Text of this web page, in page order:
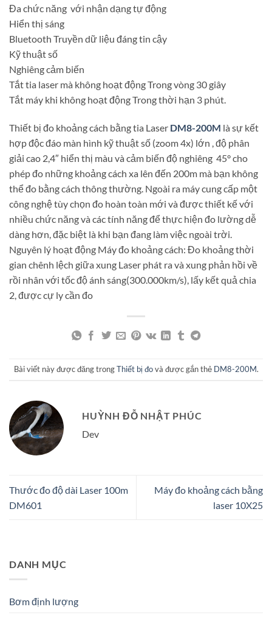
Đa chức năng với nhận dạng tự động
Hiển thị sáng
Bluetooth Truyền dữ liệu đáng tin cậy
Kỹ thuật số
Nghiêng cảm biến
Tắt tia laser mà không hoạt động Trong vòng 30 giây
Tắt máy khi không hoạt động Trong thời hạn 3 phút.
Thiết bị đo khoảng cách bằng tia Laser DM8-200M là sự kết
hợp độc đáo màn hình kỹ thuật số (zoom 4x) lớn , độ phân
giải cao 2,4″ hiển thị màu và cảm biến độ nghiêng 45° cho
phép đo những khoảng cách xa lên đến 200m mà bạn không
thể đo bằng cách thông thường. Ngoài ra máy cung cấp một
công nghệ tùy chọn đo hoàn toàn mới và được thiết kế với
nhiều chức năng và các tính năng để thực hiện đo lường dễ
dàng hơn, đặc biệt là khi bạn đang làm việc ngoài trời.
Nguyên lý hoạt động Máy đo khoảng cách: Đo khoảng thời
gian chênh lệch giữa xung Laser phát ra và xung phản hồi về
rồi nhân với tốc độ ánh sáng(300.000km/s), lấy kết quả chia
2, được cự ly cần đo
Bài viết này được đăng trongThiết bị đovà được gắn thẻ DM8-200M.
HUỲNH ĐỖ NHẬT PHÚC
Dev
Thước đo độ dài Laser 100m
DM601
Máy đo khoảng cách bằng
laser 10X25
DANH MỤC
Bơm định lượng